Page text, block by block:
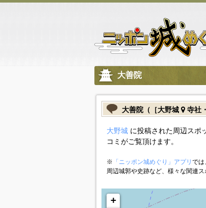
大善院
大善院（［大野城 寺社
大野城に投稿された周辺スポ
コミがご覧頂けます。
※ 「ニッポン城めぐり」アプリ では
周辺城郭や史跡など、様々な関連ス
+